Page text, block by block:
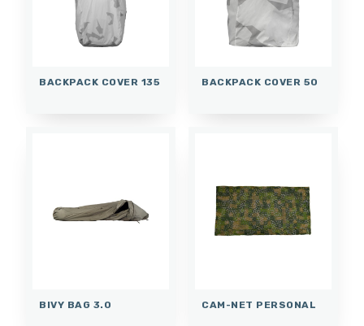
BACKPACK COVER 135 BACKPACK COVER 50
BIVY BAG 3.0 CAM-NET PERSONAL